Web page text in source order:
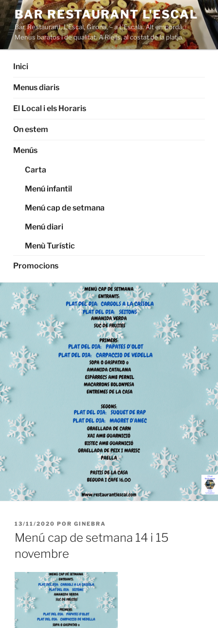
Saltar
al
contenido
BAR RESTAURANT L'ESCAL
Bar, Restaurant, L'Escal, Girona, – a L'Escala. Alt empordà,
Menus baratos i de qualitat. A Riells, al costat de la platja.
Inici
Menus diaris
El Local i els Horaris
On estem
Menús
Carta
Menú infantil
Menú cap de setmana
Menú diari
Menù Turístic
Promocions
PUBLICADO
EL
13/11/2020 POR GINEBRA
Menú cap de setmana 14 i 15
novembre